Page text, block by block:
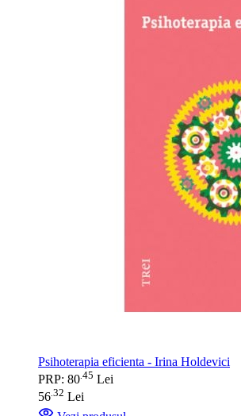
Psihoterapia eficienta - Irina Holdevici
PRP: 80 45 Lei
56.32 Lei